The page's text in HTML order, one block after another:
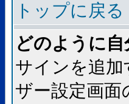
トップに戻る
どのように
サインを追
ザー設定画